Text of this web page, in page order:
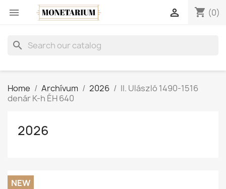
 shopping_cart (0)

search
Home Archívum 2026
II. Ulászló 1490-1516
denár K-h ÉH 640
2026
NEW